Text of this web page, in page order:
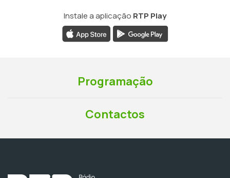
Instale a aplicação RTP Play
Programação
Contactos